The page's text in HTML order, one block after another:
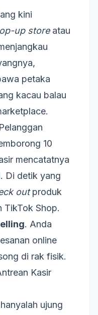
kini
up storeatau
petaka
kacau balau
10
mencatatnya
Di detik yang
outproduk
TikTok Shop.
. Anda
online
di rak fisik.
Kasir
ujung